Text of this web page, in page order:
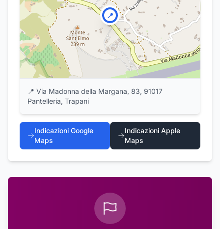
📍
📍 Via Madonna della Margana, 83, 91017
Pantelleria, Trapani
Indicazioni Google
Maps
Indicazioni Apple
Maps